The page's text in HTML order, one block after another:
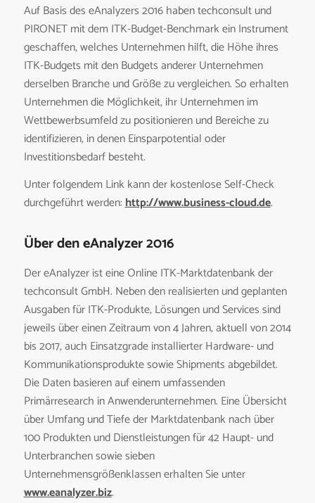
Auf Basis des eAnalyzers 2016 haben techconsult und
PIRONET mit dem ITK-Budget-Benchmark ein Instrument
geschaffen, welches Unternehmen hilft, die Höhe ihres
ITK-Budgets mit den Budgets anderer Unternehmen
derselben Branche und Größe zu vergleichen. So erhalten
Unternehmen die Möglichkeit, ihr Unternehmen im
Wettbewerbsumfeld zu positionieren und Bereiche zu
identifizieren, in denen Einsparpotential oder
Investitionsbedarf besteht.
Unter folgendem Link kann der kostenlose Self-Check
durchgeführt werden:http://www.business-cloud.de.
Über den eAnalyzer 2016
Der eAnalyzer ist eine Online ITK-Marktdatenbank der
techconsult GmbH. Neben den realisierten und geplanten
Ausgaben für ITK-Produkte, Lösungen und Services sind
jeweils über einen Zeitraum von 4 Jahren, aktuell von 2014
bis 2017, auch Einsatzgrade installierter Hardware- und
Kommunikationsprodukte sowie Shipments abgebildet.
Die Daten basieren auf einem umfassenden
Primärresearch in Anwenderunternehmen. Eine Übersicht
über Umfang und Tiefe der Marktdatenbank nach über
100 Produkten und Dienstleistungen für 42 Haupt- und
Unterbranchen sowie sieben
Unternehmensgrößenklassen erhalten Sie unter
www.eanalyzer.biz.